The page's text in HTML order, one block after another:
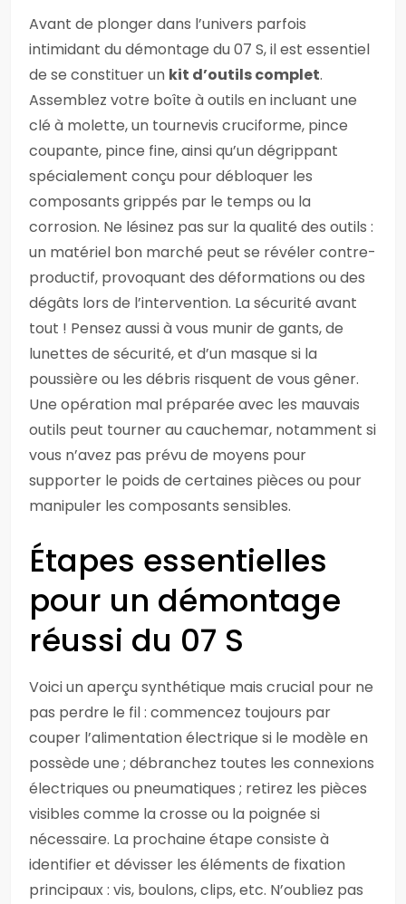
Avant de plonger dans l’univers parfois
intimidant du démontage du 07 S, il est essentiel
de se constituer un kit d’outils complet.
Assemblez votre boîte à outils en incluant une
clé à molette, un tournevis cruciforme, pince
coupante, pince fine, ainsi qu’un dégrippant
spécialement conçu pour débloquer les
composants grippés par le temps ou la
corrosion. Ne lésinez pas sur la qualité des outils :
un matériel bon marché peut se révéler contre-
productif, provoquant des déformations ou des
dégâts lors de l’intervention. La sécurité avant
tout ! Pensez aussi à vous munir de gants, de
lunettes de sécurité, et d’un masque si la
poussière ou les débris risquent de vous gêner.
Une opération mal préparée avec les mauvais
outils peut tourner au cauchemar, notamment si
vous n’avez pas prévu de moyens pour
supporter le poids de certaines pièces ou pour
manipuler les composants sensibles.
Étapes essentielles
pour un démontage
réussi du 07 S
Voici un aperçu synthétique mais crucial pour ne
pas perdre le fil : commencez toujours par
couper l’alimentation électrique si le modèle en
possède une ; débranchez toutes les connexions
électriques ou pneumatiques ; retirez les pièces
visibles comme la crosse ou la poignée si
nécessaire. La prochaine étape consiste à
identifier et dévisser les éléments de fixation
principaux : vis, boulons, clips, etc. N’oubliez pas